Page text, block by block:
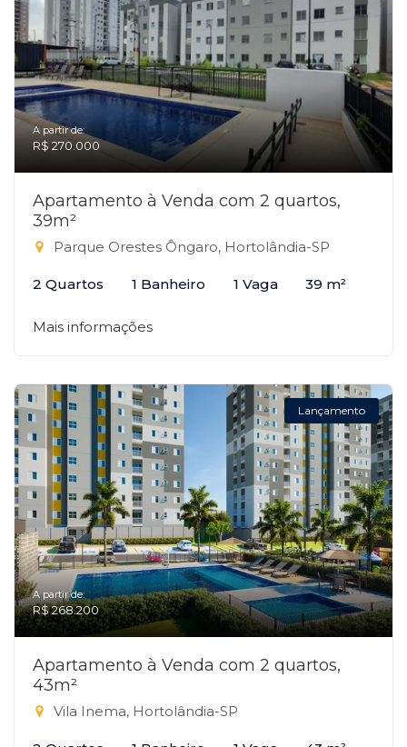
A partir de:
R$ 270.000
Apartamento à Venda com 2 quartos,
39m²
Parque Orestes Ôngaro, Hortolândia-SP
2 Quartos 1 Banheiro 1 Vaga 39 m²
Mais informações
Lançamento
A partir de:
R$ 268.200
Apartamento à Venda com 2 quartos,
43m²
Vila Inema, Hortolândia-SP